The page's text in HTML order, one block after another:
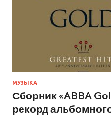
МУЗЫКА
Сборник «ABBA
рекорд